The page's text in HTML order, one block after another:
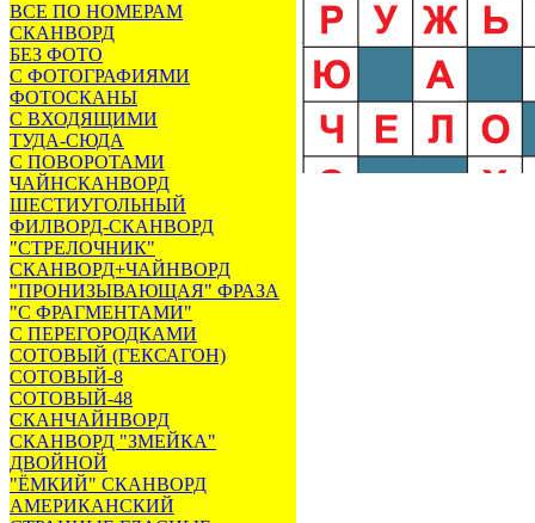
ВСЕ ПО НОМЕРАМ
СКАНВОРД
БЕЗ ФОТО
С ФОТОГРАФИЯМИ
ФОТОСКАНЫ
С ВХОДЯЩИМИ
ТУДА-СЮДА
С ПОВОРОТАМИ
ЧАЙНСКАНВОРД
ШЕСТИУГОЛЬНЫЙ
ФИЛВОРД-СКАНВОРД
"СТРЕЛОЧНИК"
СКАНВОРД+ЧАЙНВОРД
"ПРОНИЗЫВАЮЩАЯ" ФРАЗА
"С ФРАГМЕНТАМИ"
С ПЕРЕГОРОДКАМИ
СОТОВЫЙ (ГЕКСАГОН)
СОТОВЫЙ-8
СОТОВЫЙ-48
СКАНЧАЙНВОРД
СКАНВОРД "ЗМЕЙКА"
ДВОЙНОЙ
"ЁМКИЙ" СКАНВОРД
АМЕРИКАНСКИЙ